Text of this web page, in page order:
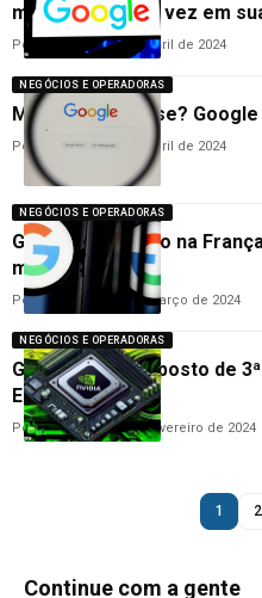
mercado pela 1ª vez em
Por Cleane Lima29 de abril de 2024
NEGÓCIOS E OPERADORAS
Momento de crise?
PorAna Cláudia17 de abril de 2024
NEGÓCIOS E OPERADORAS
Google é multado na
mídia; entenda
PorCleane Lima 21 de março de 2024
NEGÓCIOS E OPERADORAS
Google perde o posto de
Estados Unidos
PorCleane Lima15 de fevereiro de 2024
1 2
Continue com a gente